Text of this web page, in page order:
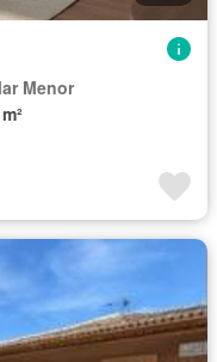
Menor